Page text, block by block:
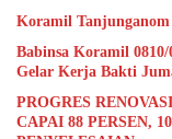
Koramil Tanjunganom
Babinsa Koramil
Gelar Kerja Bakti
PROGRES
CAPAI 88 PERSEN,